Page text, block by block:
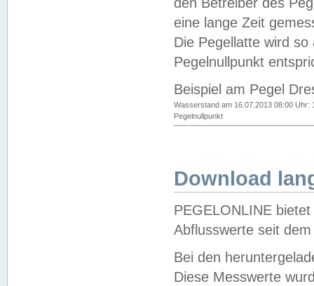
eine lange Zeit
Die Pegellatte wird
Pegelnullpunkt
Beispiel am Pegel
Wasserstand am 16.07.2013 08:00 Uhr:
Pegelnullpunkt
Download
PEGELONLINE
Abflusswerte seit
Bei den
Diese Messwerte